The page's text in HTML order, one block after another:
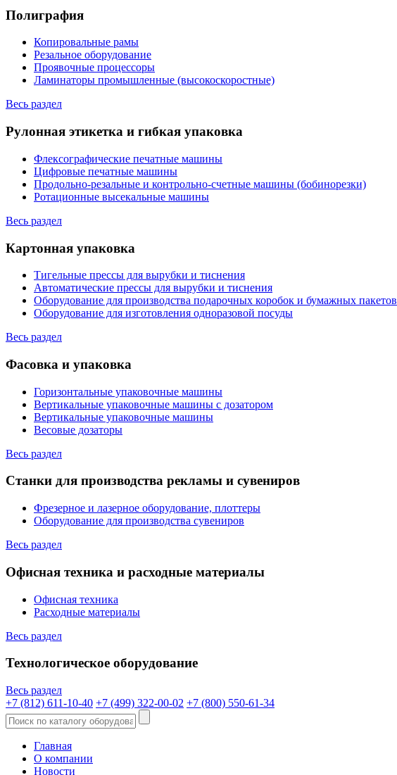
Полиграфия
Копировальные рамы
Резальное оборудование
Проявочные процессоры
Ламинаторы промышленные (высокоскоростные)
Весь раздел
Рулонная этикетка и гибкая упаковка
Флексографические печатные машины
Цифровые печатные машины
Продольно-резальные и контрольно-счетные машины (бобинорезки)
Ротационные высекальные машины
Весь раздел
Картонная упаковка
Тигельные прессы для вырубки и тиснения
Автоматические прессы для вырубки и тиснения
Оборудование для производства подарочных коробок и бумажных пакетов
Оборудование для изготовления одноразовой посуды
Весь раздел
Фасовка и упаковка
Горизонтальные упаковочные машины
Вертикальные упаковочные машины с дозатором
Вертикальные упаковочные машины
Весовые дозаторы
Весь раздел
Станки для производства рекламы и сувениров
Фрезерное и лазерное оборудование, плоттеры
Оборудование для производства сувениров
Весь раздел
Офисная техника и расходные материалы
Офисная техника
Расходные материалы
Весь раздел
Технологическое оборудование
Весь раздел
+7 (812) 611-10-40 +7 (499) 322-00-02 +7 (800) 550-61-34
Главная
О компании
Новости